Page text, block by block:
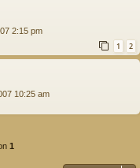
2:15 pm
1 2
10:25 am
1